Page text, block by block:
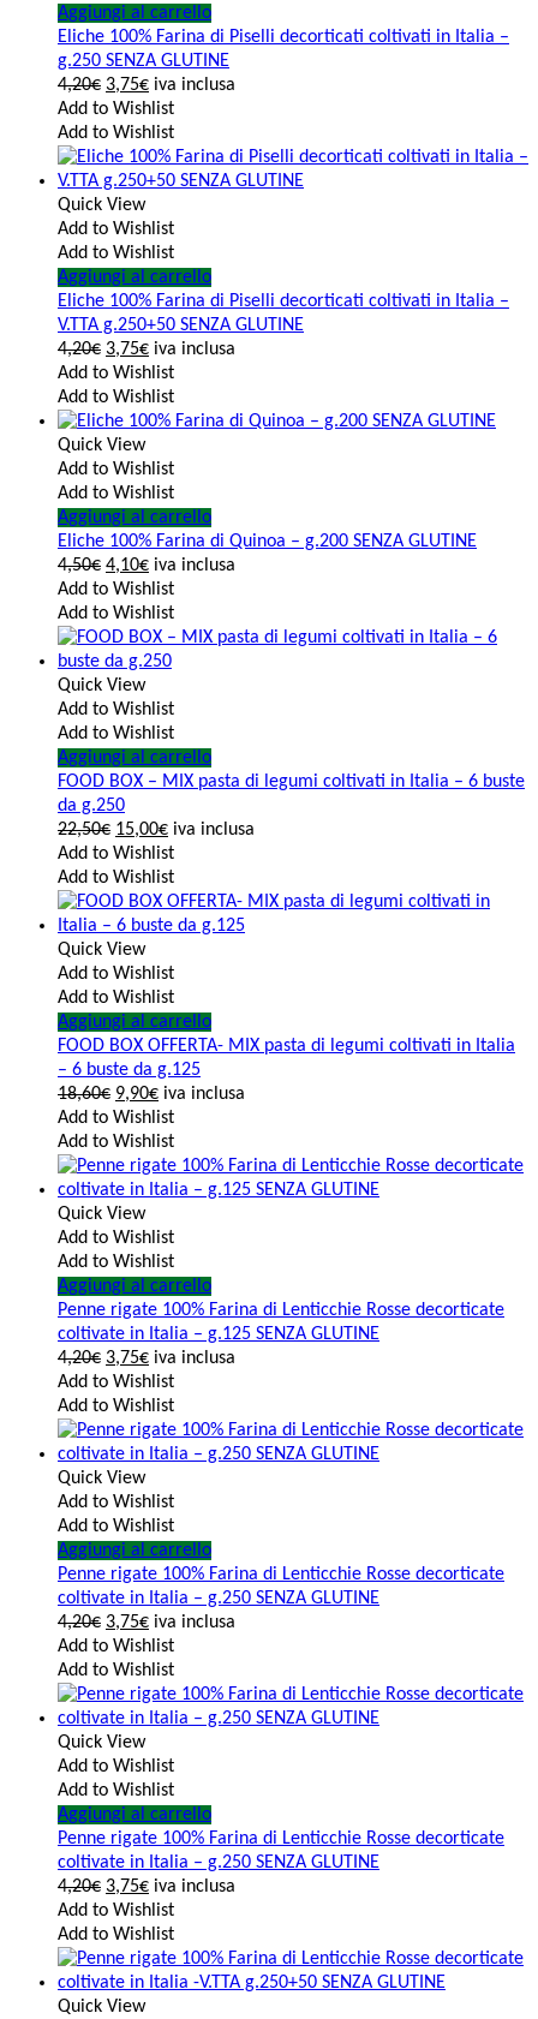
Aggiungi al carrello
Eliche 100% Farina di Piselli decorticati coltivati in Italia –
g.250 SENZA GLUTINE
4,20€ 3,75€ iva inclusa
Add to Wishlist
Add to Wishlist
Quick View
Add to Wishlist
Add to Wishlist
Aggiungi al carrello
Eliche 100% Farina di Piselli decorticati coltivati in Italia –
V.TTA g.250+50 SENZA GLUTINE
4,20€ 3,75€ iva inclusa
Add to Wishlist
Add to Wishlist
Quick View
Add to Wishlist
Add to Wishlist
Aggiungi al carrello
Eliche 100% Farina di Quinoa – g.200 SENZA GLUTINE
4,50€ 4,10€ iva inclusa
Add to Wishlist
Add to Wishlist
Quick View
Add to Wishlist
Add to Wishlist
Aggiungi al carrello
FOOD BOX – MIX pasta di legumi coltivati in Italia – 6 buste
da g.250
22,50€ 15,00€ iva inclusa
Add to Wishlist
Add to Wishlist
Quick View
Add to Wishlist
Add to Wishlist
Aggiungi al carrello
FOOD BOX OFFERTA- MIX pasta di legumi coltivati in Italia
– 6 buste da g.125
18,60€ 9,90€ iva inclusa
Add to Wishlist
Add to Wishlist
Quick View
Add to Wishlist
Add to Wishlist
Aggiungi al carrello
Penne rigate 100% Farina di Lenticchie Rosse decorticate
coltivate in Italia – g.125 SENZA GLUTINE
4,20€ 3,75€ iva inclusa
Add to Wishlist
Add to Wishlist
Quick View
Add to Wishlist
Add to Wishlist
Aggiungi al carrello
Penne rigate 100% Farina di Lenticchie Rosse decorticate
coltivate in Italia – g.250 SENZA GLUTINE
4,20€ 3,75€ iva inclusa
Add to Wishlist
Add to Wishlist
Quick View
Add to Wishlist
Add to Wishlist
Aggiungi al carrello
Penne rigate 100% Farina di Lenticchie Rosse decorticate
coltivate in Italia – g.250 SENZA GLUTINE
4,20€ 3,75€ iva inclusa
Add to Wishlist
Add to Wishlist
Quick View